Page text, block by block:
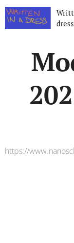
https://